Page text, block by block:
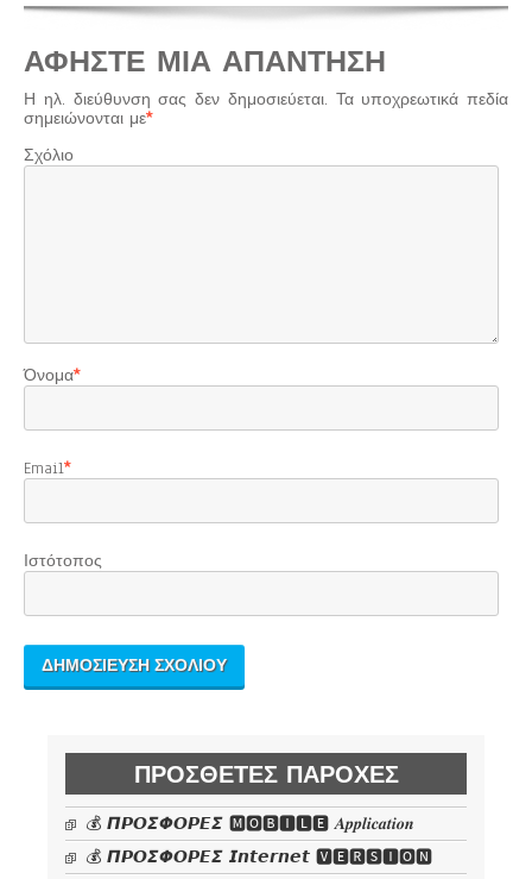
ΑΦΉΣΤΕ ΜΙΑ ΑΠΆΝΤΗΣΗ
Η ηλ. διεύθυνση σας δεν δημοσιεύεται. Τα υποχρεωτικά πεδία
σημειώνονται με*
Σχόλιο
Όνομα*
Email*
Ιστότοπος
ΠΡΌΣΘΕΤΕΣ ΠΑΡΟΧΈΣ
💰 𝞟𝞠𝞞𝞢𝞥𝞞𝞠𝞔𝞢 🅼🅾🅱🅸🅻🅴 𝜜𝒑𝒑𝒍𝒊𝒄𝒂𝒕𝒊𝒐𝒏
💰 𝞟𝞠𝞞𝞢𝞥𝞞𝞠𝞔𝞢 𝙄𝙣𝙩𝙚𝙧𝙣𝙚𝙩 🆅🅴🆁🆂🅸🅾🅽